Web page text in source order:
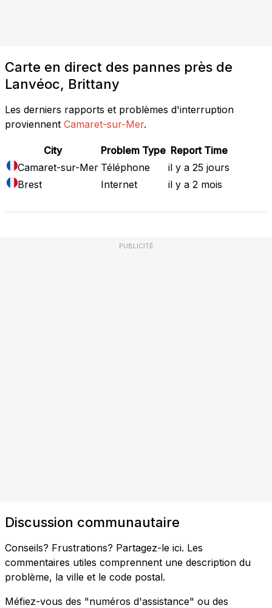
Carte en direct des pannes près de
Lanvéoc, Brittany
Les derniers rapports et problèmes d'interruption
proviennent Camaret-sur-Mer.
City Problem Type Report Time
Camaret-sur-Mer Téléphone
il y a 25 jours
Brest
Internet il y a 2 mois
PUBLICITÉ
Discussion communautaire
Conseils? Frustrations? Partagez-le ici. Les
commentaires utiles comprennent une description du
problème, la ville et le code postal.
Méfiez-vous des "numéros d'assistance" ou des